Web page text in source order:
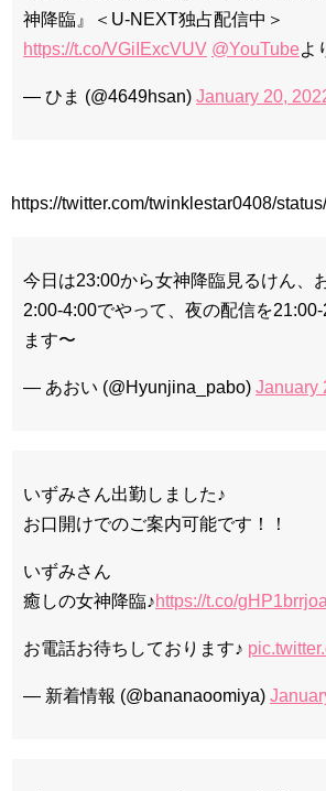
神降臨』＜U-NEXT独占配信中＞
https://t.co/VGiIExcVUV @YouTubeよ
— ひま (@4649hsan) January 20,
https://twitter.com/twinklestar0408/
今日は23:00から女神降臨見るけん、
2:00-4:00でやって、夜の配信を
ます〜
— あおい (@Hyunjina_pabo) January
いずみさん出勤しました♪
お口開けでのご案内可能です！！
いずみさん
癒しの女神降臨♪https://t.co/gHP1brrjoa
お電話お待ちしております♪
— 新着情報 (@bananaoomiya)